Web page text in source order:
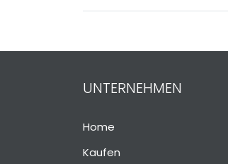
UNTERNEHMEN
Home
Kaufen